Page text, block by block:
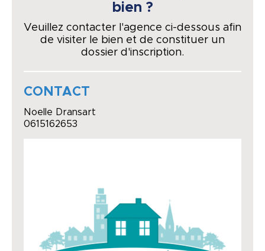
bien ?
Veuillez contacter l'agence ci-dessous afin
de visiter le bien et de constituer un
dossier d'inscription.
CONTACT
Noelle Dransart
0615162653